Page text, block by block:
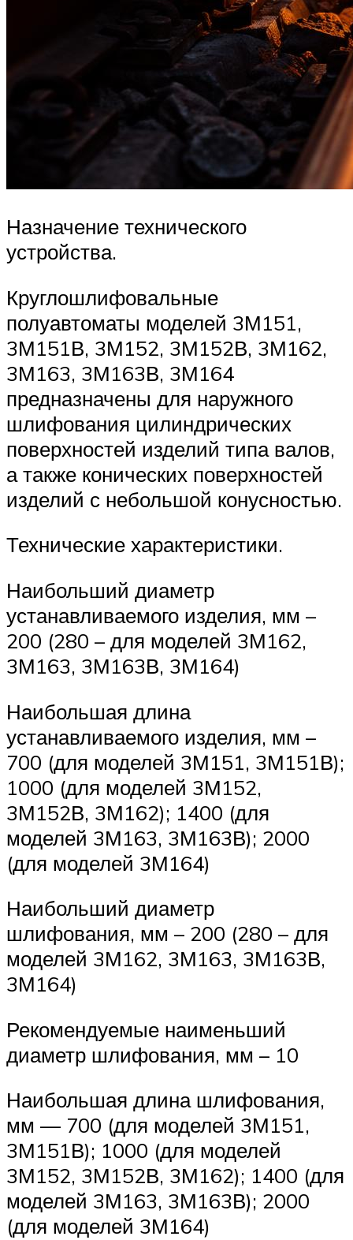
Назначение технического
устройства.
Круглошлифовальные
полуавтоматы моделей 3М151,
3М151В, 3М152, 3М152В, 3М162,
3М163, 3М163В, 3М164
предназначены для наружного
шлифования цилиндрических
поверхностей изделий типа валов,
а также конических поверхностей
изделий с небольшой конусностью.
Технические характеристики.
Наибольший диаметр
устанавливаемого изделия, мм –
200 (280 – для моделей 3М162,
3М163, 3М163В, 3М164)
Наибольшая длина
устанавливаемого изделия, мм –
700 (для моделей 3М151, 3М151В);
1000 (для моделей 3М152,
3М152В, 3М162); 1400 (для
моделей 3М163, 3М163В); 2000
(для моделей 3М164)
Наибольший диаметр
шлифования, мм – 200 (280 – для
моделей 3М162, 3М163, 3М163В,
3М164)
Рекомендуемые наименьший
диаметр шлифования, мм – 10
Наибольшая длина шлифования,
мм — 700 (для моделей 3М151,
3М151В); 1000 (для моделей
3М152, 3М152В, 3М162); 1400 (для
моделей 3М163, 3М163В); 2000
(для моделей 3М164)